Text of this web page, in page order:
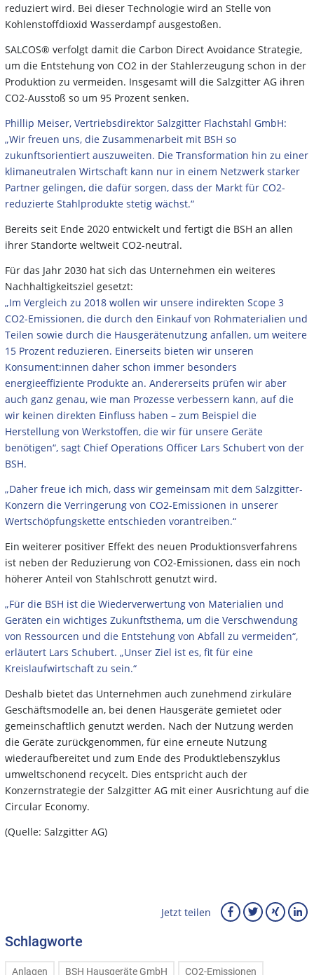
reduziert wird. Bei dieser Technologie wird an Stelle von
Kohlenstoffdioxid Wasserdampf ausgestoßen.
SALCOS® verfolgt damit die Carbon Direct Avoidance Strategie,
um die Entstehung von CO2 in der Stahlerzeugung schon in der
Produktion zu vermeiden. Insgesamt will die Salzgitter AG ihren
CO2-Ausstoß so um 95 Prozent senken.
Phillip Meiser, Vertriebsdirektor Salzgitter Flachstahl GmbH:
„Wir freuen uns, die Zusammenarbeit mit BSH so
zukunftsorientiert auszuweiten. Die Transformation hin zu einer
klimaneutralen Wirtschaft kann nur in einem Netzwerk starker
Partner gelingen, die dafür sorgen, dass der Markt für CO2-
reduzierte Stahlprodukte stetig wächst.“
Bereits seit Ende 2020 entwickelt und fertigt die BSH an allen
ihrer Standorte weltweit CO2-neutral.
Für das Jahr 2030 hat sich das Unternehmen ein weiteres
Nachhaltigkeitsziel gesetzt:
„Im Vergleich zu 2018 wollen wir unsere indirekten Scope 3
CO2-Emissionen, die durch den Einkauf von Rohmaterialien und
Teilen sowie durch die Hausgerätenutzung anfallen, um weitere
15 Prozent reduzieren. Einerseits bieten wir unseren
Konsument:innen daher schon immer besonders
energieeffiziente Produkte an. Andererseits prüfen wir aber
auch ganz genau, wie man Prozesse verbessern kann, auf die
wir keinen direkten Einfluss haben – zum Beispiel die
Herstellung von Werkstoffen, die wir für unsere Geräte
benötigen“, sagt Chief Operations Officer Lars Schubert von der
BSH.
„Daher freue ich mich, dass wir gemeinsam mit dem Salzgitter-
Konzern die Verringerung von CO2-Emissionen in unserer
Wertschöpfungskette entschieden vorantreiben.“
Ein weiterer positiver Effekt des neuen Produktionsverfahrens
ist neben der Reduzierung von CO2-Emissionen, dass ein noch
höherer Anteil von Stahlschrott genutzt wird.
„Für die BSH ist die Wiederverwertung von Materialien und
Geräten ein wichtiges Zukunftsthema, um die Verschwendung
von Ressourcen und die Entstehung von Abfall zu vermeiden“,
erläutert Lars Schubert. „Unser Ziel ist es, fit für eine
Kreislaufwirtschaft zu sein.“
Deshalb bietet das Unternehmen auch zunehmend zirkuläre
Geschäftsmodelle an, bei denen Hausgeräte gemietet oder
gemeinschaftlich genutzt werden. Nach der Nutzung werden
die Geräte zurückgenommen, für eine erneute Nutzung
wiederaufbereitet und zum Ende des Produktlebenszyklus
umweltschonend recycelt. Dies entspricht auch der
Konzernstrategie der Salzgitter AG mit einer Ausrichtung auf die
Circular Economy.
(Quelle: Salzgitter AG)
Jetzt teilen
Schlagworte
Anlagen BSH Hausgeräte GmbH CO2-Emissionen